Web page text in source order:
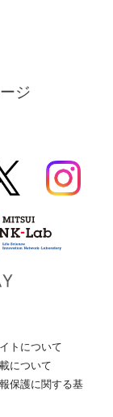
ジ
トについて
について
保護に関する基